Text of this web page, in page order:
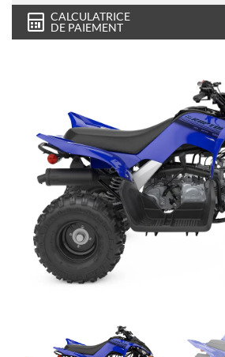
CALCULATRICE
DE PAIEMENT